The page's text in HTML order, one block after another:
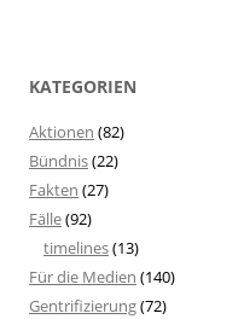
KATEGORIEN
Aktionen (82)
Bündnis(22)
Fakten (27)
Fälle(92)
timelines(13)
Für die Medien (140)
Gentrifizierung(72)